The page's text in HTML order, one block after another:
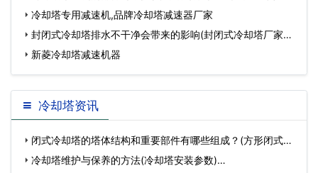
冷却塔专用减速机,品牌冷却塔减速器厂家
封闭式冷却塔排水不干净会带来的影响(封闭式冷却塔厂家排
名 新菱冷却塔减速机器
冷却塔资讯
闭式冷却塔的塔体结构和重要部件有哪些组成？(方形闭式冷
却塔…
冷却塔维护与保养的方法(冷却塔安装参数)…